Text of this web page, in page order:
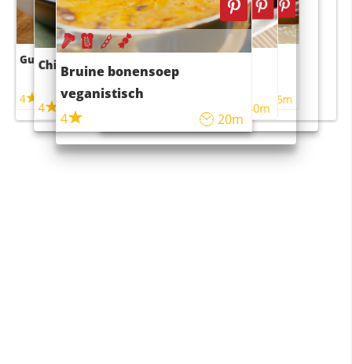
Guacamole
4
Chili con carne
4 45m
Bruine bonensoep
veganistisch
4
20m
Sushi rijstsalade
maaltijdsalade
40m
4 55m